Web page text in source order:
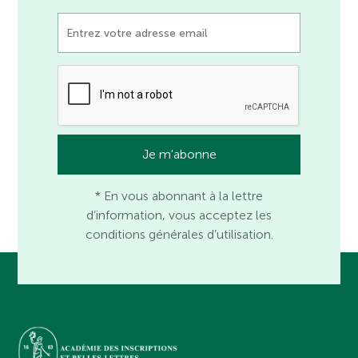
* En vous abonnant à la lettre
d’information, vous acceptez les
conditions générales d’utilisation.